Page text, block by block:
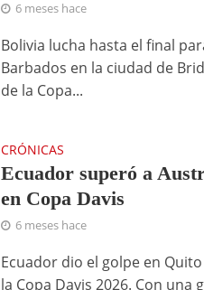
6 meses hace
Bolivia lucha hasta el final
Barbados en la ciudad de
de la Copa...
CRÓNICAS
Ecuador superó a
en Copa Davis
6 meses hace
Ecuador dio el golpe en
la Copa Davis 2026. Con